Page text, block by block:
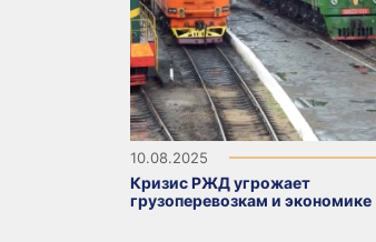
10.08.2025
Кризис РЖД угрожает
грузоперевозкам и экономике